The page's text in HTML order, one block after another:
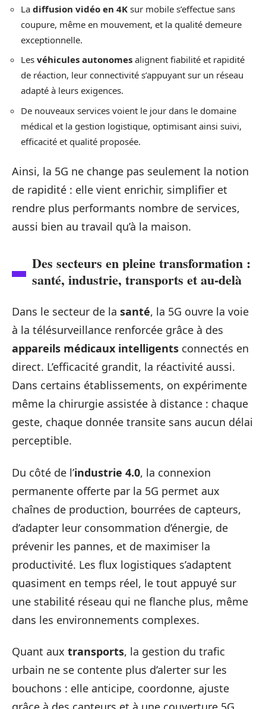
La diffusion vidéo en 4K sur mobile s’effectue sans
coupure, même en mouvement, et la qualité demeure
exceptionnelle.
Les véhicules autonomes alignent fiabilité et rapidité
de réaction, leur connectivité s’appuyant sur un réseau
adapté à leurs exigences.
De nouveaux services voient le jour dans le domaine
médical et la gestion logistique, optimisant ainsi suivi,
efficacité et qualité proposée.
Ainsi, la 5G ne change pas seulement la notion
de rapidité : elle vient enrichir, simplifier et
rendre plus performants nombre de services,
aussi bien au travail qu’à la maison.
Des secteurs en pleine transformation :
santé, industrie, transports et au-delà
Dans le secteur de la santé, la 5G ouvre la voie
à la télésurveillance renforcée grâce à des
appareils médicaux intelligents connectés en
direct. L’efficacité grandit, la réactivité aussi.
Dans certains établissements, on expérimente
même la chirurgie assistée à distance : chaque
geste, chaque donnée transite sans aucun délai
perceptible.
Du côté de l’industrie 4.0, la connexion
permanente offerte par la 5G permet aux
chaînes de production, bourrées de capteurs,
d’adapter leur consommation d’énergie, de
prévenir les pannes, et de maximiser la
productivité. Les flux logistiques s’adaptent
quasiment en temps réel, le tout appuyé sur
une stabilité réseau qui ne flanche plus, même
dans les environnements complexes.
Quant aux transports, la gestion du trafic
urbain ne se contente plus d’alerter sur les
bouchons : elle anticipe, coordonne, ajuste